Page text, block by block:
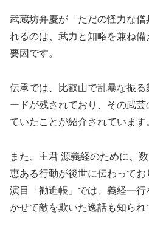
武蔵坊弁慶が「ただの怪力な
れるのは、武力と知略を兼ね
要因です。
伝承では、比叡山で乱暴な振
ードが残されており、その武
ていたことが紹介されています
また、主君 源義経のために、
恵ある行動が後世に伝わって
演目「勧進帳」では、義経一行
かせて敵を欺いた逸話も知られ